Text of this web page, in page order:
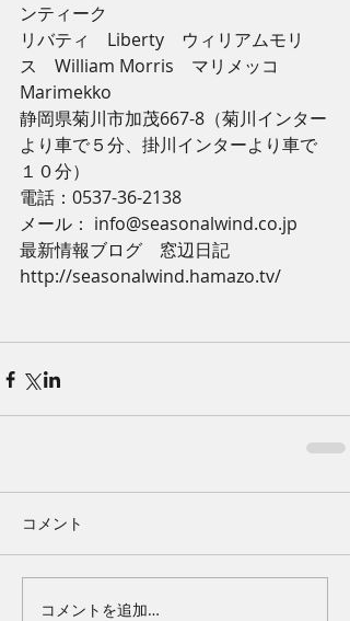
ンティーク
リバティ　Liberty　ウィリアムモリ
ス　William Morris　マリメッコ
Marimekko
静岡県菊川市加茂667-8（菊川インター
より車で５分、掛川インターより車で
１０分）
電話：0537-36-2138
メール： info@seasonalwind.co.jp
最新情報ブログ　窓辺日記
http://seasonalwind.hamazo.tv/
コメント
コメントを追加…